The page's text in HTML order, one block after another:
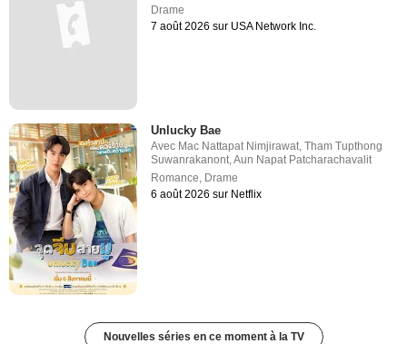
Drame
7 août 2026 sur USA Network Inc.
Unlucky Bae
Avec Mac Nattapat Nimjirawat,Tham Tupthong
Suwanrakanont,Aun Napat Patcharachavalit
Romance, Drame
6 août 2026 sur Netflix
Nouvelles séries en ce moment à la TV